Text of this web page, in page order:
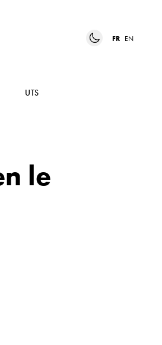
FR EN
UTS
le